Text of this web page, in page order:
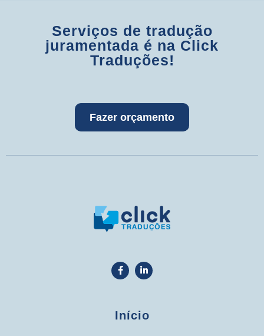
Serviços de tradução
juramentada é na Click
Traduções!
Fazer orçamento
Início